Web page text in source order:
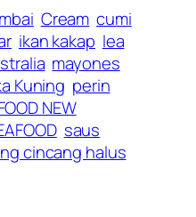
Cream cumi
ikan kakap lea
mayones
Kuning perin
NEW
saus
cincang halus